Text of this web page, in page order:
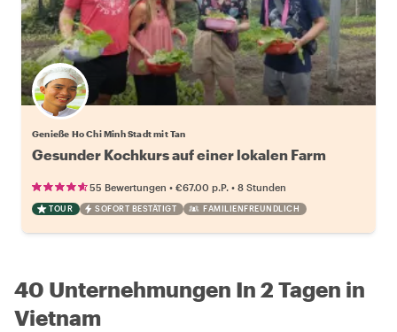
Genieße Ho Chi Minh Stadt mit Tan
Gesunder Kochkurs auf einer lokalen Farm
55 Bewertungen • €67.00 p.P. • 8 Stunden
TOUR SOFORT BESTÄTIGT FAMILIENFREUNDLICH
40 Unternehmungen In 2 Tagen in
Vietnam